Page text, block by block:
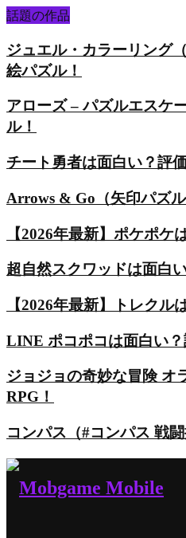
話題の作品
ジュエル・カラーリング
絵パズル！
アローズ – パズルエスケ
ル！
チート勇者は面白い？評
Arrows & Go（矢印パズ
【2026年最新】ポケポ
超自然スクワッドは面白
【2026年最新】トレク
LINE ポコポコは面白い
ジョジョの奇妙な冒険 オ
RPG！
コンパス（#コンパス 戦